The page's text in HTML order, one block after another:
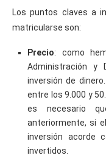
Los puntos claves a
matricularse son:
Precio: como
Administración y
inversión de
entre los 9.000 y
es necesario
anteriormente, si
inversión acorde
invertidos.